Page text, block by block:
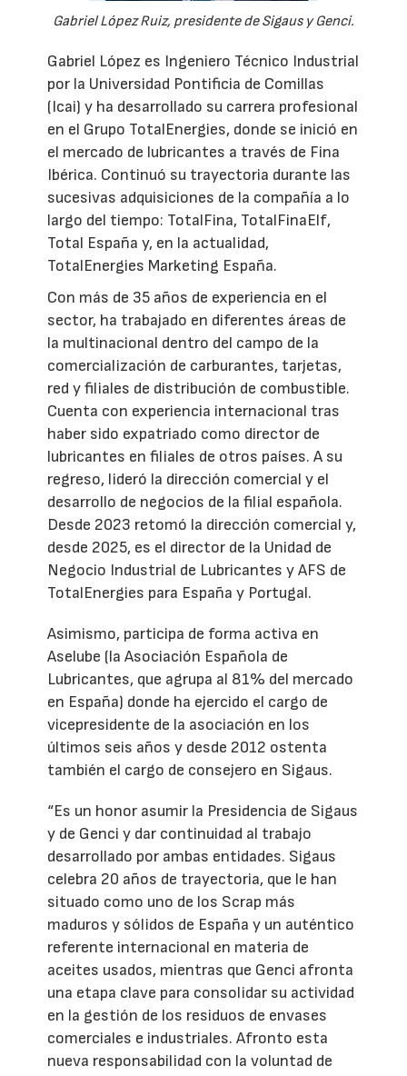
Gabriel López Ruiz, presidente de Sigaus y Genci.
Gabriel López es Ingeniero Técnico Industrial
por la Universidad Pontificia de Comillas
(Icai) y ha desarrollado su carrera profesional
en el Grupo TotalEnergies, donde se inició en
el mercado de lubricantes a través de Fina
Ibérica. Continuó su trayectoria durante las
sucesivas adquisiciones de la compañía a lo
largo del tiempo: TotalFina, TotalFinaElf,
Total España y, en la actualidad,
TotalEnergies Marketing España.
Con más de 35 años de experiencia en el
sector, ha trabajado en diferentes áreas de
la multinacional dentro del campo de la
comercialización de carburantes, tarjetas,
red y filiales de distribución de combustible.
Cuenta con experiencia internacional tras
haber sido expatriado como director de
lubricantes en filiales de otros países. A su
regreso, lideró la dirección comercial y el
desarrollo de negocios de la filial española.
Desde 2023 retomó la dirección comercial y,
desde 2025, es el director de la Unidad de
Negocio Industrial de Lubricantes y AFS de
TotalEnergies para España y Portugal.
Asimismo, participa de forma activa en
Aselube (la Asociación Española de
Lubricantes, que agrupa al 81% del mercado
en España) donde ha ejercido el cargo de
vicepresidente de la asociación en los
últimos seis años y desde 2012 ostenta
también el cargo de consejero en Sigaus.
“Es un honor asumir la Presidencia de Sigaus
y de Genci y dar continuidad al trabajo
desarrollado por ambas entidades. Sigaus
celebra 20 años de trayectoria, que le han
situado como uno de los Scrap más
maduros y sólidos de España y un auténtico
referente internacional en materia de
aceites usados, mientras que Genci afronta
una etapa clave para consolidar su actividad
en la gestión de los residuos de envases
comerciales e industriales. Afronto esta
nueva responsabilidad con la voluntad de